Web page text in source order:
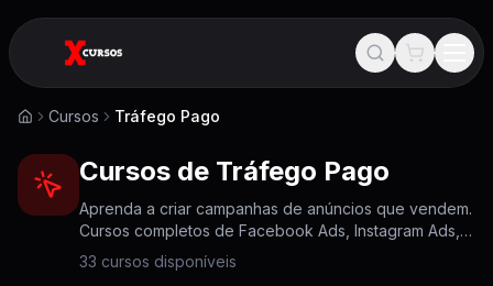
HomeCursos Tráfego Pago
Cursos de Tráfego Pago
Aprenda a criar campanhas de anúncios que vendem.
Cursos completos de Facebook Ads, Instagram Ads,
Google Ads, TikTok Ads e YouTube Ads. Do básico
ao avançado, com estratégias para escalar e otimizar
33 cursos disponíveis